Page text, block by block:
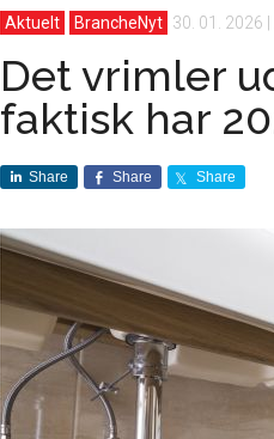
Aktuelt BrancheNyt 30. 01. 2026
Det vrimler
faktisk har
Share Share Share